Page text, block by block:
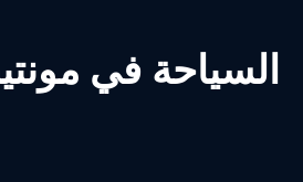
السياحة في